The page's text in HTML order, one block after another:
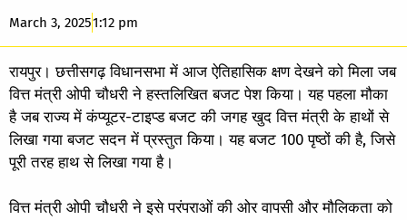
March 3, 20251:12 pm
रायपुर। छत्तीसगढ़ विधानसभा में आज ऐतिहासिक क्षण देखने को मिला जब
वित्त मंत्री ओपी चौधरी ने हस्तलिखित बजट पेश किया। यह पहला मौका
है जब राज्य में कंप्यूटर-टाइप्ड बजट की जगह खुद वित्त मंत्री के हाथों से
लिखा गया बजट सदन में प्रस्तुत किया। यह बजट 100 पृष्ठों की है, जिसे
पूरी तरह हाथ से लिखा गया है।
वित्त मंत्री ओपी चौधरी ने इसे परंपराओं की ओर वापसी और मौलिकता को